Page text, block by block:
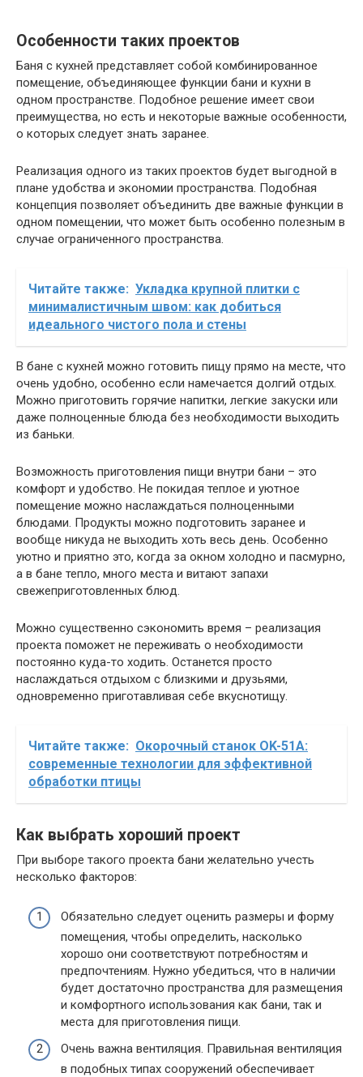
Особенности таких проектов
Баня с кухней представляет собой комбинированное
помещение, объединяющее функции бани и кухни в
одном пространстве. Подобное решение имеет свои
преимущества, но есть и некоторые важные особенности,
о которых следует знать заранее.
Реализация одного из таких проектов будет выгодной в
плане удобства и экономии пространства. Подобная
концепция позволяет объединить две важные функции в
одном помещении, что может быть особенно полезным в
случае ограниченного пространства.
Читайте также: Укладка крупной плитки с
минималистичным швом: как добиться
идеального чистого пола и стены
В бане с кухней можно готовить пищу прямо на месте, что
очень удобно, особенно если намечается долгий отдых.
Можно приготовить горячие напитки, легкие закуски или
даже полноценные блюда без необходимости выходить
из баньки.
Возможность приготовления пищи внутри бани – это
комфорт и удобство. Не покидая теплое и уютное
помещение можно наслаждаться полноценными
блюдами. Продукты можно подготовить заранее и
вообще никуда не выходить хоть весь день. Особенно
уютно и приятно это, когда за окном холодно и пасмурно,
а в бане тепло, много места и витают запахи
свежеприготовленных блюд.
Можно существенно сэкономить время – реализация
проекта поможет не переживать о необходимости
постоянно куда-то ходить. Останется просто
наслаждаться отдыхом с близкими и друзьями,
одновременно приготавливая себе вкуснотищу.
Читайте также: Окорочный станок OK-51A:
современные технологии для эффективной
обработки птицы
Как выбрать хороший проект
При выборе такого проекта бани желательно учесть
несколько факторов:
Обязательно следует оценить размеры и форму
помещения, чтобы определить, насколько
хорошо они соответствуют потребностям и
предпочтениям. Нужно убедиться, что в наличии
будет достаточно пространства для размещения
и комфортного использования как бани, так и
места для приготовления пищи.
Очень важна вентиляция. Правильная вентиляция
в подобных типах сооружений обеспечивает